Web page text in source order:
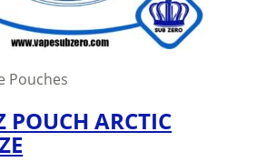
the
product
page
Pouches
POUCH ARCTIC